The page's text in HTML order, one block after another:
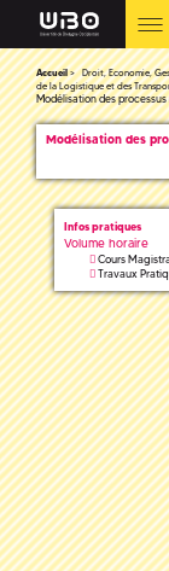
Accueil Droit, Economie,
de la Logistique et des
Modélisation des processus
Modélisation des
Infos pratiques
Volume horaire
Cours
Travaux